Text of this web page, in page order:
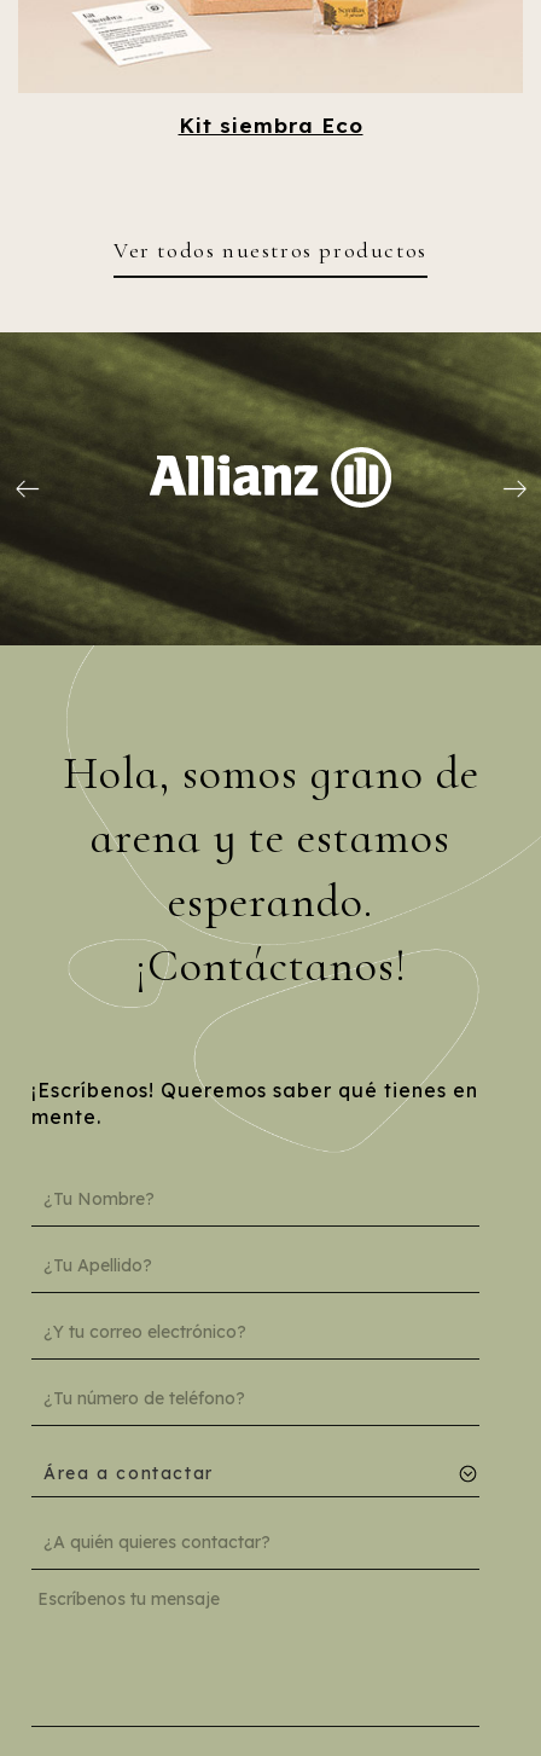
Kit siembra Eco
Ver todos nuestros productos
Hola, somos grano de
arena y te estamos
esperando.
¡Contáctanos!
¡Escríbenos! Queremos saber qué tienes en
mente.
Área a contactar